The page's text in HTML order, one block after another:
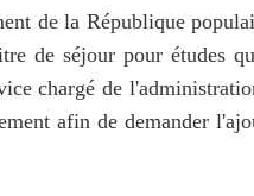
de la République
de séjour pour études
chargé de
afin de demander